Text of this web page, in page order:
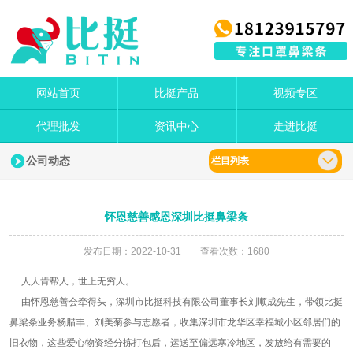
网站首页 比挺产品 视频专区
代理批发 资讯中心 走进比挺
公司动态 栏目列表
怀恩慈善感恩深圳比挺鼻梁条
发布日期：2022-10-31 查看次数：1680
人人肯帮人，世上无穷人。
由怀恩慈善会牵得头，深圳市比挺科技有限公司董事长刘顺成先生，带领比挺
鼻梁条业务杨腊丰、刘美菊参与志愿者，收集深圳市龙华区幸福城小区邻居们的
旧衣物，这些爱心物资经分拣打包后，运送至偏远寒冷地区，发放给有需要的